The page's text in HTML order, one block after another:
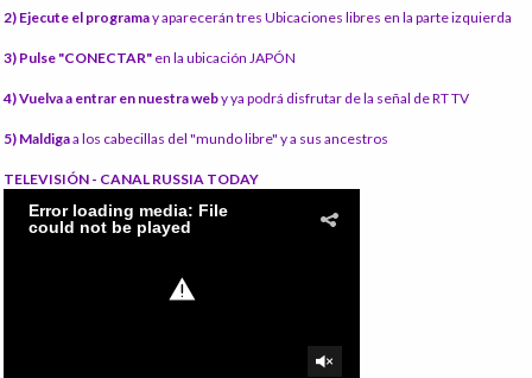
2) Ejecute el programay aparecerán tres Ubicaciones libres en la parte izquierda
3) Pulse "CONECTAR" en la ubicación JAPÓN
4) Vuelva a entrar en nuestra weby ya podrá disfrutar de la señal de RT TV
5) Maldigaa los cabecillas del "mundo libre" y a sus ancestros
TELEVISIÓN - CANAL RUSSIA TODAY